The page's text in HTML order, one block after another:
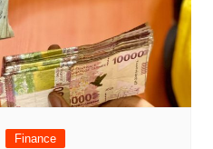
Finance